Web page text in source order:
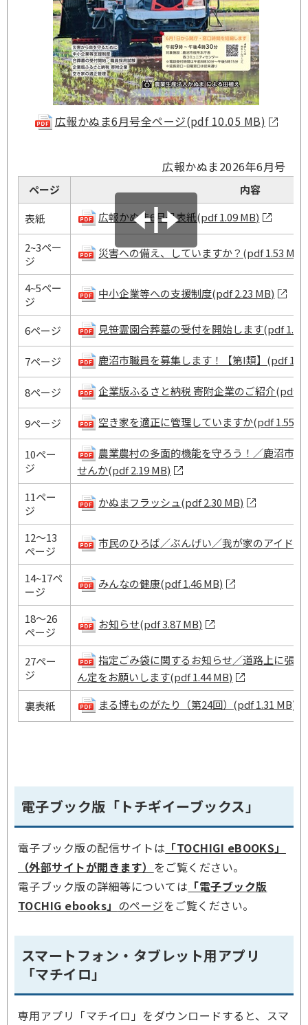
広報かぬま6月号全ページ(pdf 10.05 MB)
広報かぬま2026年6月号
ページ
内容
表紙
広報かぬま6月号表紙(pdf 1.09 MB)
2~3ペー
ジ
災害への備え、していますか？(pdf 1.53 MB)
4~5ペー
ジ
中小企業等への支援制度(pdf 2.23 MB)
6ページ 見笹霊園合葬墓の受付を開始します(pdf 1.09
7ページ 鹿沼市職員を募集します！【第I類】(pdf
8ページ 企業版ふるさと納税 寄附企業のご紹介(pdf
9ページ 空き家を適正に管理していますか(pdf 1.55
10ペー
ジ
農業農村の多面的機能を守ろう！／鹿沼市
せんか(pdf 2.19 MB)
11ペー
ジ
かぬまフラッシュ(pdf 2.30 MB)
12～13
ページ
市民のひろば／ぶんげい／我が家のアイド
14~17ペ
ージ
みんなの健康(pdf 1.46 MB)
18～26
ページ
お知らせ(pdf 3.87 MB)
27ペー
ジ
指定ごみ袋に関するお知らせ／道路上に張
ん定をお願いします(pdf 1.44 MB)
裏表紙
まる博ものがたり（第24回）(pdf 1.31 MB)
電子ブック版「トチギイーブックス」
電子ブック版の配信サイトは 「TOCHIGI eBOOKS」
（外部サイトが開きます） をご覧ください。
電子ブック版の詳細等については 「電子ブック版
TOCHIG ebooks」 のページをご覧ください。
スマートフォン・タブレット用アプリ
「マチイロ」
専用アプリ「マチイロ」をダウンロードすると、スマ